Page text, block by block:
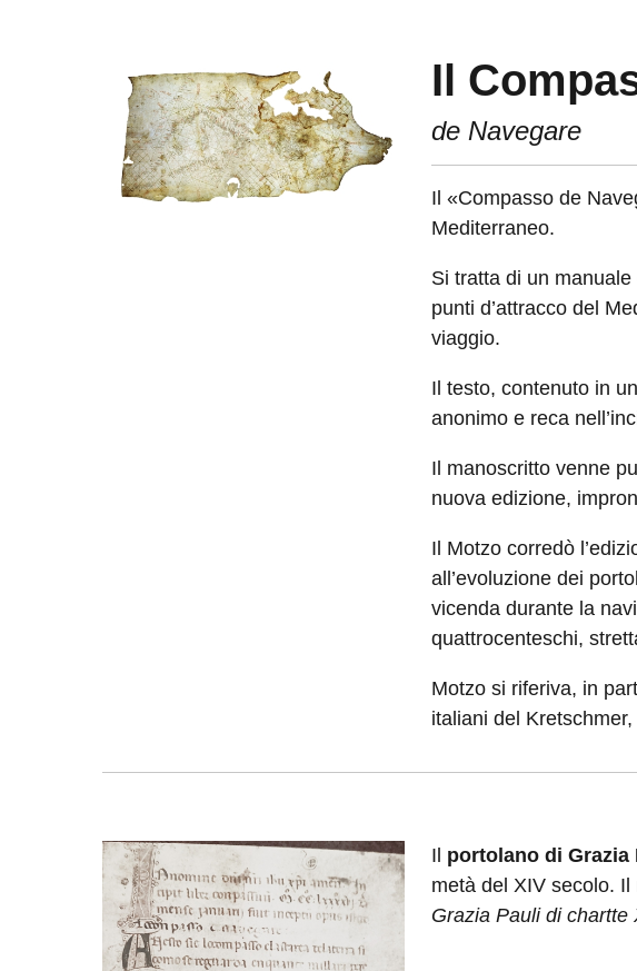
Il
de Navegare
Il «Compasso de
Mediterraneo.
Si tratta di un
punti d’attracco del
viaggio.
Il testo, contenuto in
anonimo e reca
Il manoscritto venne
nuova edizione,
Il Motzo corredò
all’evoluzione dei
vicenda durante la
quattrocenteschi,
Motzo si riferiva, in
italiani del
Image: Il portolano di Grazia
metà del XIV secolo. Il
Grazia Pauli di chartte